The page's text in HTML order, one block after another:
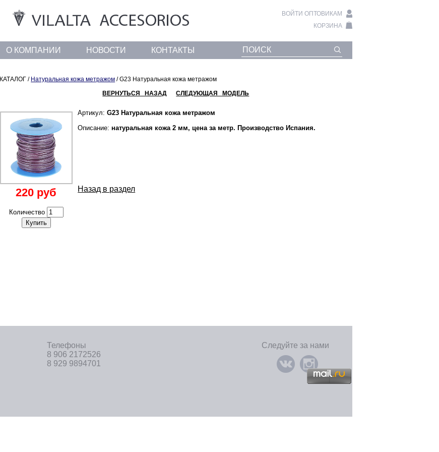
ВОЙТИ ОПТОВИКАМ
КОРЗИНА
О КОМПАНИИ НОВОСТИ КОНТАКТЫ
КАТАЛОГ / Натуральная кожа метражом / G23 Натуральная кожа метражом
ВЕРНУТЬСЯ НАЗАД
СЛЕДУЮЩАЯ МОДЕЛЬ
220 руб
Количество
Купить
Артикул:G23 Натуральная кожа метражом
Описание:натуральная кожа 2 мм, цена за метр. Производство Испания.
Назад в раздел
Телефоны
8 906 2172526
8 929 9894701
Следуйте за нами